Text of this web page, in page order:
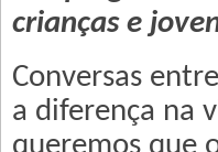
crianças e
Conversas
a diferença na